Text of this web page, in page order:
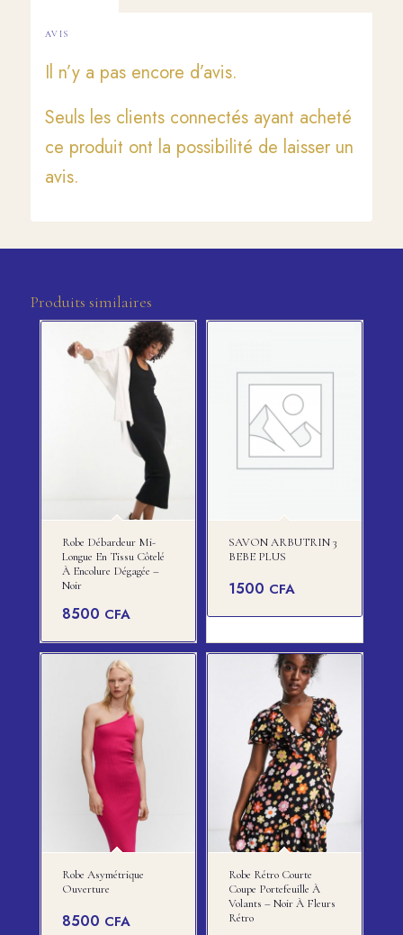
AVIS
Il n’y a pas encore d’avis.
Seuls les clients connectés ayant acheté
ce produit ont la possibilité de laisser un
avis.
Produits similaires
Robe Débardeur Mi-
Longue En Tissu Côtelé
À Encolure Dégagée –
Noir
8500 CFA
SAVON ARBUTRIN 3
BEBE PLUS
1500 CFA
Robe Asymétrique
Ouverture
8500 CFA
Robe Rétro Courte
Coupe Portefeuille À
Volants – Noir À Fleurs
Rétro